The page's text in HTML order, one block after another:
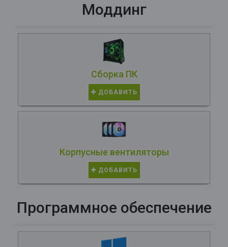
Моддинг
Сборка ПК
ДОБАВИТЬ
Корпусные вентиляторы
ДОБАВИТЬ
Программное обеспечение